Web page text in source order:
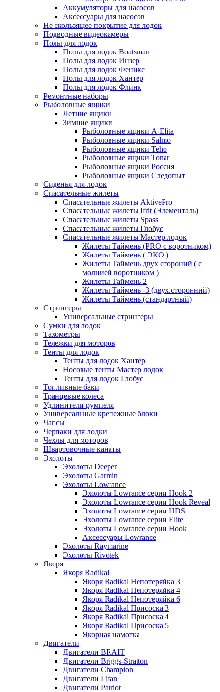
Аккумуляторы для насосов
Аксессуары для насосов
Не скользящее покрытие для лодок
Подводные видеокамеры
Полы для лодок
Полы для лодок Boatsman
Полы для лодок Инзер
Полы для лодок Феникс
Полы для лодок Хантер
Полы для лодок Флинк
Ремонтные наборы
Рыболовные ящики
Летние ящики
Зимние ящики
Рыболовные ящики A-Elita
Рыболовные ящики Salmo
Рыболовные ящики Teho
Рыболовные ящики Tonar
Рыболовные ящики Россия
Рыболовные ящики Следопыт
Сиденья для лодок
Спасательные жилеты
Спасательные жилеты AktivePro
Спасательные жилеты Ifrit (Элементаль)
Спасательные жилеты Spass
Спасательные жилеты Глобус
Спасательные жилеты Мастер лодок
Жилеты Таймень (PRO c воротником)
Жилеты Таймень ( ЭКО )
Жилеты Таймень двух стороний ( с
молнией воротником )
Жилеты Таймень 2
Жилеты Таймень -3 (двух.сторонний)
Жилеты Таймень (стандартный)
Стрингеры
Универсальные стрингеры
Сумки для лодок
Тахометры
Тележки для моторов
Тенты для лодок
Тенты для лодок Хантер
Носовые тенты Мастер лодок
Тенты для лодок Глобус
Топливные баки
Транцевые колеса
Удлинители румпеля
Универсальные крепежные блоки
Чапсы
Черпаки для лодки
Чехлы для моторов
Швартовочные канаты
Эхолоты
Эхолоты Deeper
Эхолоты Garmin
Эхолоты Lowrance
Эхолоты Lowrance серии Hook 2
Эхолоты Lowrance серии Hook Reveal
Эхолоты Lowrance серии HDS
Эхолоты Lowrance серии Elite
Эхолоты Lowrance серии Hook
Аксессуары Lowrance
Эхолоты Raymarine
Эхолоты Rivotek
Якоря
Якоря Radikal
Якоря Radikal Непотеряйка 3
Якоря Radikal Непотеряйка 4
Якоря Radikal Непотеряйка 6
Якоря Radikal Присоска 3
Якоря Radikal Присоска 4
Якоря Radikal Присоска 5
Якорная намотка
Двигатели
Двигатели BRAIT
Двигатели Briggs-Stratton
Двигатели Champion
Двигатели Lifan
Двигатели Patriot